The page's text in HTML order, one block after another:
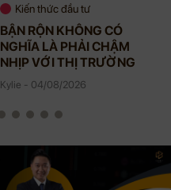
Kiến thức đầu tư
BẬN RỘN KHÔNG CÓ
NGHĨA LÀ PHẢI CHẬM
NHỊP VỚI THỊ TRƯỜNG
Kylie - 04/08/2026